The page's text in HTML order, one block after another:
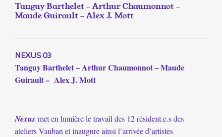
Tanguy Barthelet - Arthur Chaumonnot -
Maude Guirault - Alex J. Mott
NEXUS 03
Tanguy Barthelet – Arthur Chaumonnot – Maude
Guirault – Alex J. Mott
Nexus met en lumière le travail des 12 résident.e.s des
ateliers Vauban et inaugure ainsi l’arrivée d’artistes